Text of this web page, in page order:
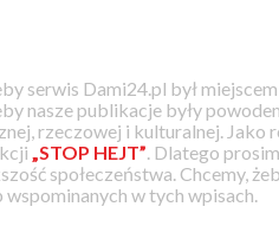
serwis Dami24.pl był
nasze publikacje były
rzeczowej i kulturalnej. Jako
„STOP HEJT” . Dlatego
społeczeństwa. Chcemy,
wspominanych w tych wpisach.